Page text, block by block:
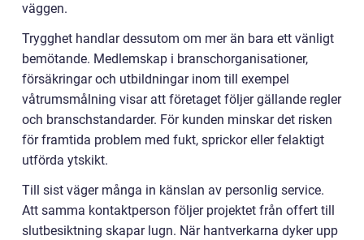
väggen.
Trygghet handlar dessutom om mer än bara ett vänligt
bemötande. Medlemskap i branschorganisationer,
försäkringar och utbildningar inom till exempel
våtrumsmålning visar att företaget följer gällande regler
och branschstandarder. För kunden minskar det risken
för framtida problem med fukt, sprickor eller felaktigt
utförda ytskikt.
Till sist väger många in känslan av personlig service.
Att samma kontaktperson följer projektet från offert till
slutbesiktning skapar lugn. När hantverkarna dyker upp